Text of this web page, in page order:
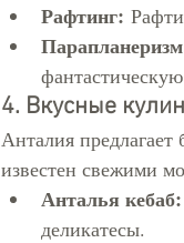
Рафтинг:
4. Вкусные
Анталия предлагает
известен свежими
Анталья кебаб:
деликатесы.